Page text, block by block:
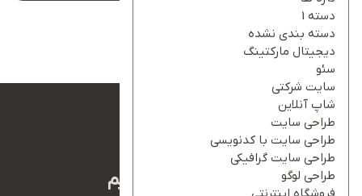
دسته 1
دسته بندی نشده
دیجیتال مارکتینگ
سئو
سایت شرکتی
شاپ آنلاین
طراحی سایت
طراحی سایت با کدنویسی
طراحی سایت گرافیکی
طراحی لوگو
ما بهت کمک میکنیم